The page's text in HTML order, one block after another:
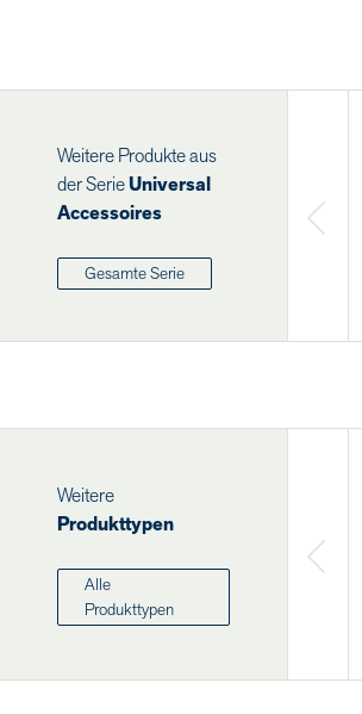
Weitere Produkte aus
der SerieUniversal
Accessoires
Gesamte Serie
Weitere
Produkttypen
Alle
Produkttypen